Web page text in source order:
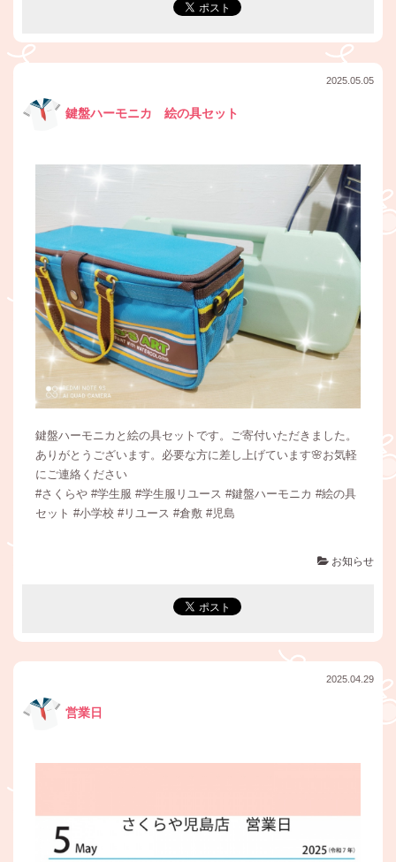
2025.05.05
鍵盤ハーモニカ 絵の具セット
鍵盤ハーモニカと絵の具セットです。ご寄付いただきました。
ありがとうございます。必要な方に差し上げています🌸お気軽
にご連絡ください
#さくらや #学生服 #学生服リユース #鍵盤ハーモニカ #絵の具
セット #小学校 #リユース #倉敷 #児島
お知らせ
2025.04.29
営業日